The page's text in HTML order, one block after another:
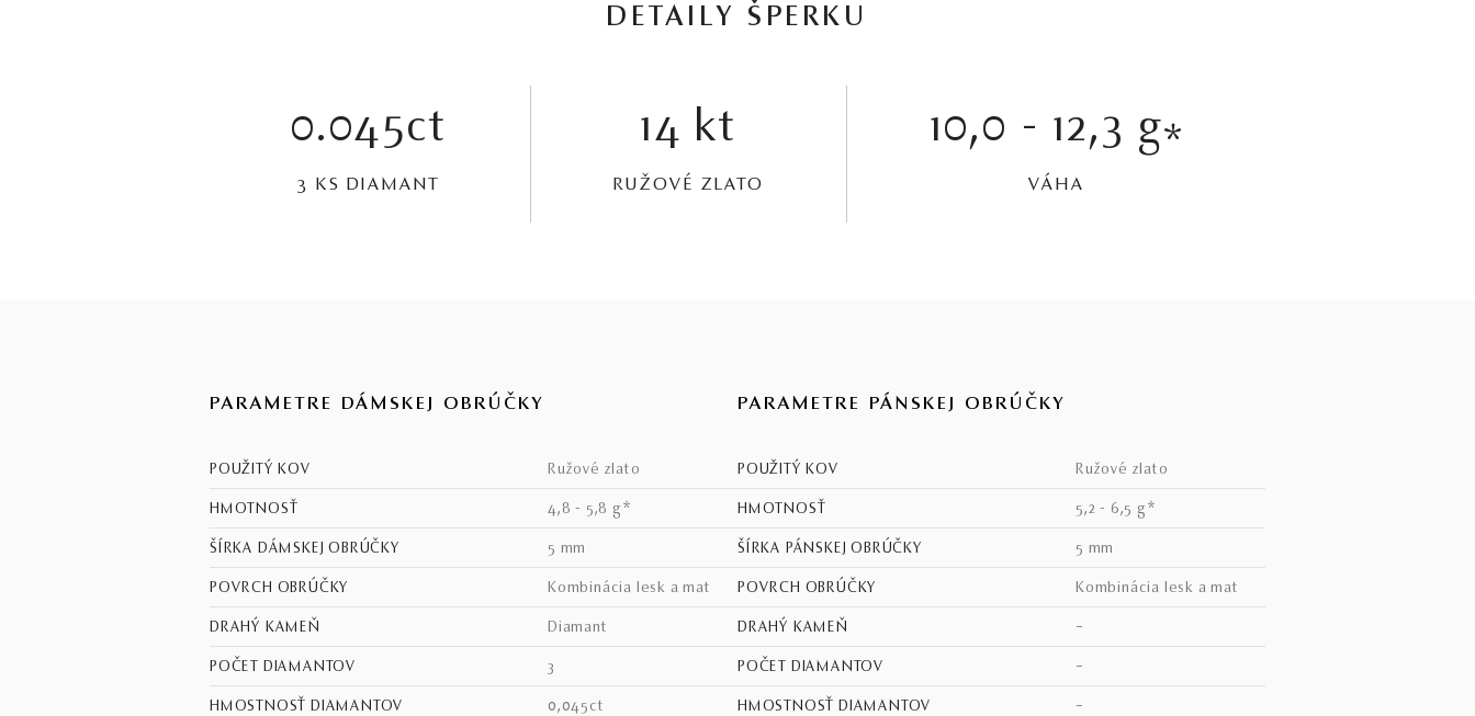
DETAILY ŠPERKU
0.045ct
3 KS DIAMANT
14 kt
RUŽOVÉ ZLATO
10,0 - 12,3 g*
VÁHA
PARAMETRE DÁMSKEJ OBRÚČKY
POUŽITÝ KOV ružové zlato
HMOTNOSŤ 4,8 - 5,8 g*
ŠÍRKA DÁMSKEJ OBRÚČKY 5 mm
POVRCH OBRÚČKY kombinácia lesk a mat
DRAHÝ KAMEŇ diamant
POČET DIAMANTOV 3
HMOSTNOSŤ DIAMANTOV 0,045ct
PARAMETRE PÁNSKEJ OBRÚČKY
POUŽITÝ KOV ružové zlato
HMOTNOSŤ 5,2 - 6,5 g*
ŠÍRKA PÁNSKEJ OBRÚČKY 5 mm
POVRCH OBRÚČKY kombinácia lesk a mat
DRAHÝ KAMEŇ –
POČET DIAMANTOV –
HMOSTNOSŤ DIAMANTOV –